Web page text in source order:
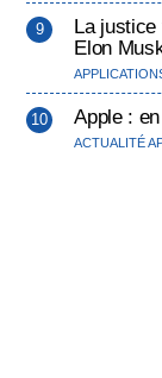
La
Elon
Apple :
ACTUALITÉ